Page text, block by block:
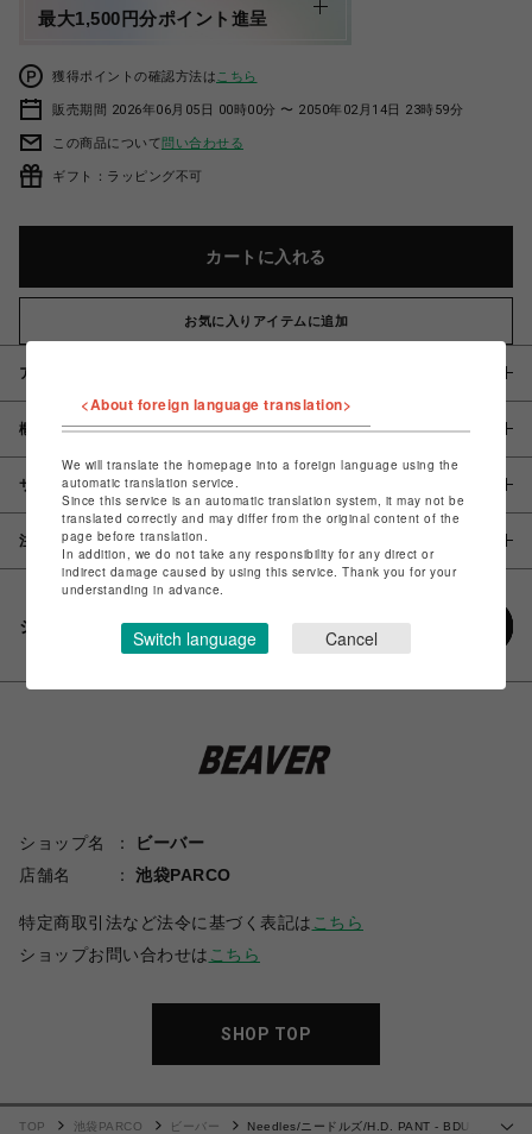
最大1,500円分ポイント進呈
獲得ポイントの確認方法は こちら
販売期間 2026年06月05日 00時00分 〜 2050年02月14日 23時59分
この商品について問い合わせる
ギフト：ラッピング不可
カートに入れる
お気に入りアイテムに追加
アイテム説明 / 素材
概要
サイズ
注意事項
シェアする
ショップ名
ビーバー
店舗名
池袋PARCO
特定商取引法など法令に基づく表記は こちら
ショップお問い合わせは こちら
SHOP TOP
TOP 池袋PARCO ビーバー
Needles/ニードルズ/H.D. PANT - BDU /
<About foreign language translation>
We will translate the homepage into a foreign language using the
automatic translation service.
Since this service is an automatic translation system, it may not be
translated correctly and may differ from the original content of the
page before translation.
In addition, we do not take any responsibility for any direct or
indirect damage caused by using this service. Thank you for your
understanding in advance.
Switch language Cancel